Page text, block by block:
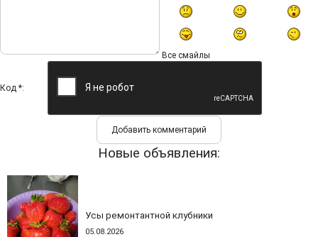
Все смайлы
Код *:
Новые объявления:
Усы ремонтантной клубники
05.08.2026